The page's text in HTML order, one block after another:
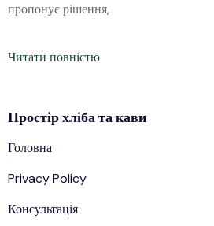
пропонує рішення,
Читати повністю
Простірхлібата кави
Головна
Privacy Policy
Консультація